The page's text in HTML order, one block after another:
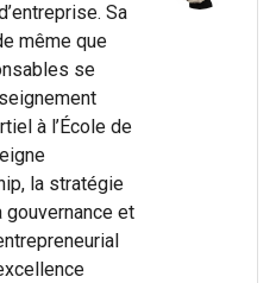
Sa
même que
se
à l’École de
la stratégie
et